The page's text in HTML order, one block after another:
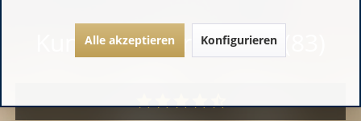
Kundenbewertungen (83)
Alle akzeptieren Konfigurieren